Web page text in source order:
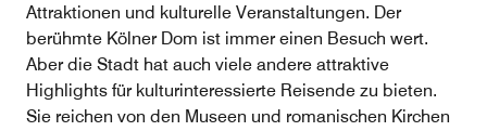
Attraktionen und kulturelle Veranstaltungen. Der
berühmte Kölner Dom ist immer einen Besuch wert.
Aber die Stadt hat auch viele andere attraktive
Highlights für kulturinteressierte Reisende zu bieten.
Sie reichen von den Museen und romanischen Kirchen